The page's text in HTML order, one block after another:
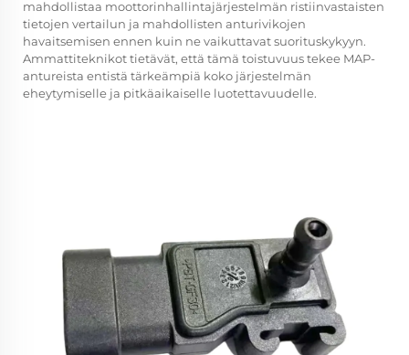
mahdollistaa moottorinhallintajärjestelmän ristiinvastaisten
tietojen vertailun ja mahdollisten anturivikojen
havaitsemisen ennen kuin ne vaikuttavat suorituskykyyn.
Ammattiteknikot tietävät, että tämä toistuvuus tekee MAP-
antureista entistä tärkeämpiä koko järjestelmän
eheytymiselle ja pitkäaikaiselle luotettavuudelle.